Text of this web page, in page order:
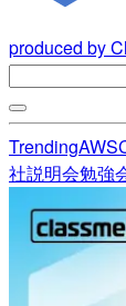
produced by
TrendingAWS
社説明会勉強